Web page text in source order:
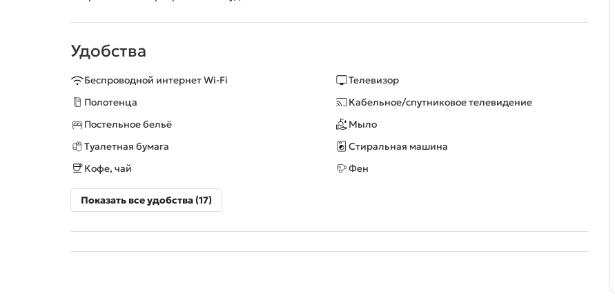
Удобства
Беспроводной интернет Wi-Fi
Телевизор
Полотенца
Кабельное/спутниковое телевидение
Постельное бельё
Мыло
Туалетная бумага
Стиральная машина
Кофе, чай
Фен
Показать все удобства (17)